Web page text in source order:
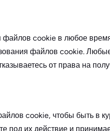
cookie в любое
файлов cookie.
от права на
cookie, чтобы быть в
их действие и